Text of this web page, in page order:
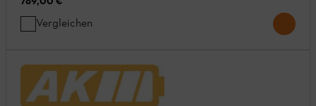
Vergleichen